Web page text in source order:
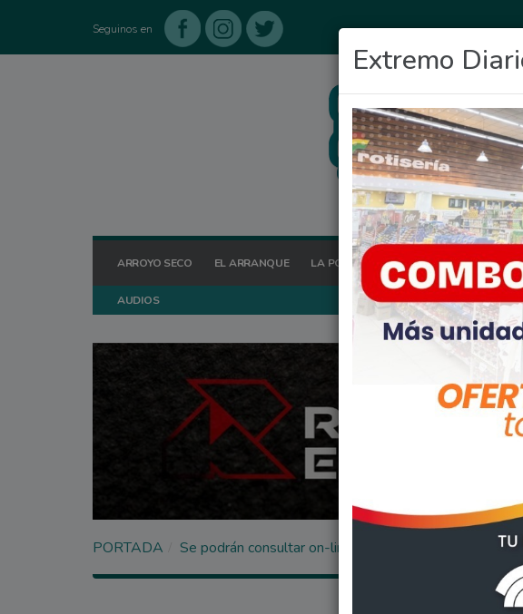
Seguinos en
ARROYO SECO EL ARRANQUE LA POSTA HOY OCIO DEPORTES
AUDIOS
Extremo
PORTADA Se podrán consultar on-line la información de todos